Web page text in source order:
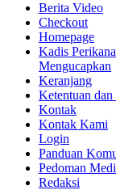
Berita Video
Checkout
Homepage
Kadis
Mengucapkan
Keranjang
Ketentuan
Kontak
Kontak Kami
Login
Panduan
Pedoman
Redaksi